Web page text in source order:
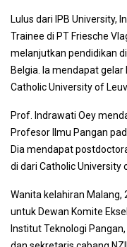
Lulus dari IPB University,
Trainee di PT Friesche
melanjutkan pendidikan
Belgia. Ia mendapat gelar
Catholic University of
Prof. Indrawati Oey
Profesor Ilmu Pangan
Dia mendapat
di dari Catholic University
Wanita kelahiran Malang,
untuk Dewan Komite
Institut Teknologi